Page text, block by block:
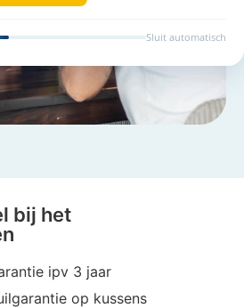
Sluit automatisch
bij het
ipv 3 jaar
op kussens